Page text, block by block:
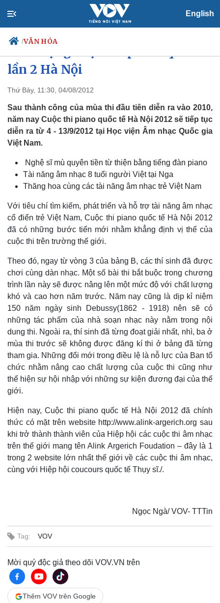
English
/VĂN HÓA
Chính trị
Đảng
Tổ chức nhân sự
Quốc hội
Tin 24h
Dự báo thời tiết
Giáo dục
Dấu ấn VOV
Biển đảo
Quan sát
Cuộc sống đó đây
Hồ sơ
Video
lần 2 Hà Nội
Thứ Bảy, 11:30, 04/08/2012
Sau thành công của mùa thi đầu tiên diễn ra vào 2010,
năm nay Cuộc thi piano quốc tế Hà Nội 2012 sẽ tiếp tục
diễn ra từ 4 - 13/9/2012 tại Học viện Âm nhạc Quốc gia
Việt Nam.
Nghệ sĩ mù quyên tiền từ thiện bằng tiếng đàn piano
Tài năng âm nhạc 8 tuổi người Việt tại Nga
Thăng hoa cùng các tài năng âm nhạc trẻ Việt Nam
Với tiêu chí tìm kiếm, phát triển và hỗ trợ tài năng âm nhạc
cổ điển trẻ Việt Nam, Cuộc thi piano quốc tế Hà Nội 2012
đã có những bước tiến mới nhằm khẳng định vị thế của
cuộc thi trên trường thế giới.
Theo đó, ngay từ vòng 3 của bảng B, các thí sinh đã được
chơi cùng dàn nhạc. Một số bài thi bắt buộc trong chương
trình lần này sẽ được nâng lên một mức độ với chất lượng
khó và cao hơn năm trước. Năm nay cũng là dịp kỉ niệm
150 năm ngày sinh Debussy(1862 - 1918) nên sẽ có
những tác phẩm của nhà soạn nhạc này nằm trong nội
dung thi. Ngoài ra, thí sinh đã từng đoạt giải nhất, nhì, ba ở
mùa thi trước sẽ không được đăng kí thi ở bảng đã từng
tham gia. Những đổi mới trong điều lệ là nỗ lực của Ban tổ
chức nhằm nâng cao chất lượng của cuộc thi cũng như
thể hiện sự hội nhập với những sự kiện đương đại của thế
giới.
Hiện nay, Cuộc thi piano quốc tế Hà Nội 2012 đã chính
thức có mặt trên website http://www.alink-argerich.org sau
khi trở thành thành viên của Hiệp hội các cuộc thi âm nhạc
trên thế giới mang tên Alink Argerich Foudation – đây là 1
trong 2 website lớn nhất thế giới về các cuộc thi âm nhạc,
cùng với Hiệp hội coucours quốc tế Thụy sĩ./.
Ngọc Ngà/ VOV- TTTin
Tag: VOV
Mời quý độc giả theo dõi VOV.VN trên
Thêm VOV trên Google